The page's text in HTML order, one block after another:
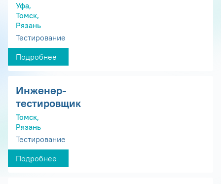
Уфа,
Томск,
Рязань
Тестирование
Подробнее
Инженер-
тестировщик
Томск,
Рязань
Тестирование
Подробнее